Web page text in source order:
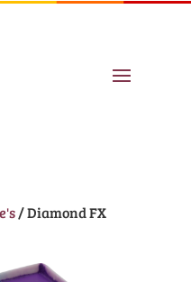
/ Diamond FX